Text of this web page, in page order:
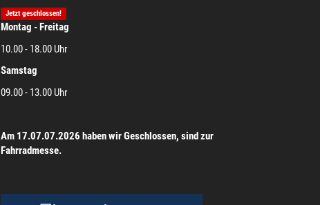
Jetzt geschlossen!
Montag - Freitag
10.00 - 18.00 Uhr
Samstag
09.00 - 13.00 Uhr
Am 17.07.07.2026 haben wir Geschlossen, sind zur
Fahrradmesse.